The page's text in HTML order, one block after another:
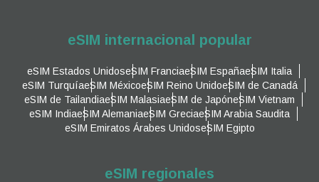
eSIM internacional popular
eSIM Estados UnidoseSIM FranciaeSIM EspañaeSIM Italia
eSIM TurquíaeSIM MéxicoeSIM Reino UnidoeSIM de Canadá
eSIM de TailandiaeSIM MalasiaeSIM de JapóneSIM Vietnam
eSIM IndiaeSIM AlemaniaeSIM GreciaeSIM Arabia Saudita
eSIM Emiratos Árabes UnidoseSIM Egipto
eSIM regionales